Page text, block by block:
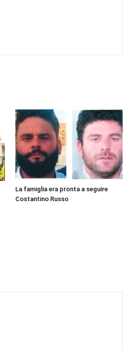
La famiglia era pronta a seguire
Costantino Russo